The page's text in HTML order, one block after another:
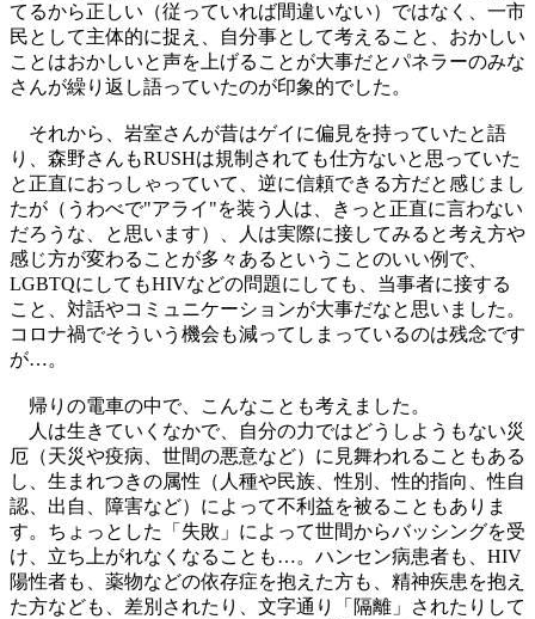
てるから正しい（従っていれば間違いない）ではなく、一市
民として主体的に捉え、自分事として考えること、おかしい
ことはおかしいと声を上げることが大事だとパネラーのみな
さんが繰り返し語っていたのが印象的でした。
それから、岩室さんが昔はゲイに偏見を持っていたと語
り、森野さんもRUSHは規制されても仕方ないと思っていた
と正直におっしゃっていて、逆に信頼できる方だと感じまし
たが（うわべで"アライ"を装う人は、きっと正直に言わない
だろうな、と思います）、人は実際に接してみると考え方や
感じ方が変わることが多々あるということのいい例で、
LGBTQにしてもHIVなどの問題にしても、当事者に接する
こと、対話やコミュニケーションが大事だなと思いました。
コロナ禍でそういう機会も減ってしまっているのは残念です
が…。
帰りの電車の中で、こんなことも考えました。
人は生きていくなかで、自分の力ではどうしようもない災
厄（天災や疫病、世間の悪意など）に見舞われることもある
し、生まれつきの属性（人種や民族、性別、性的指向、性自
認、出自、障害など）によって不利益を被ることもありま
す。ちょっとした「失敗」によって世間からバッシングを受
け、立ち上がれなくなることも…。ハンセン病患者も、HIV
陽性者も、薬物などの依存症を抱えた方も、精神疾患を抱え
た方なども、差別されたり、文字通り「隔離」されたりして